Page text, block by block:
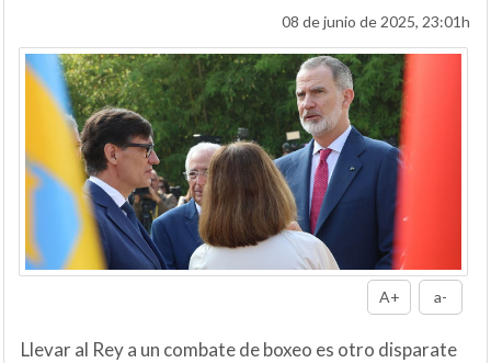
08 de junio de 2025, 23:01h
A+ a-
Llevar al Rey a un combate de boxeo es otro disparate